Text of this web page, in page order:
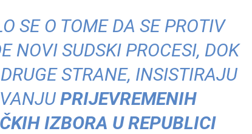
SE O TOME DA SE PROTIV
NOVI SUDSKI PROCESI, DOK
STRANE, INSISTIRAJU
PRIJEVREMENIH
IZBORA U REPUBLICI